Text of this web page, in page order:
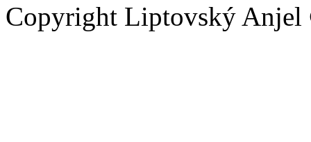
Copyright Liptovský Anjel